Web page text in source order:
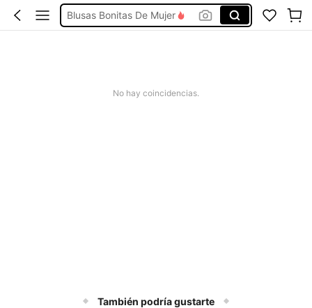
Blusas Bonitas De Mujer
No hay coincidencias.
También podría gustarte